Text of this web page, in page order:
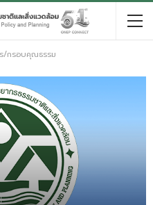
/กรอบคุณธรรม